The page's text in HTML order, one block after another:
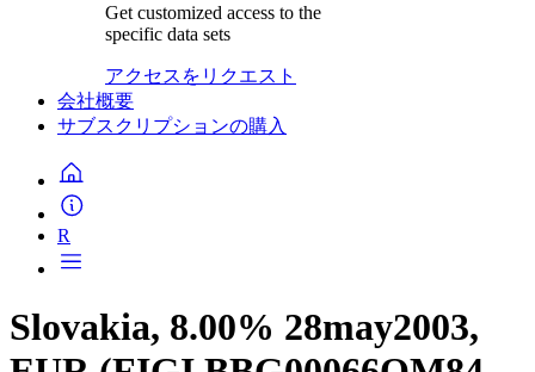
Get customized access to the
specific data sets
アクセスをリクエスト
会社概要
サブスクリプションの購入
R
Slovakia, 8.00% 28may2003,